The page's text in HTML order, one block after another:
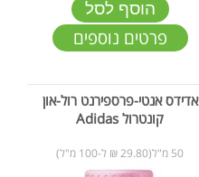
הוסף לסל
פרטים נוספים
אדידס אנטי-פרספירנט רול-און
קונטרול Adidas
50 מ"ל(29.80 ₪ ל-100 מ"ל)